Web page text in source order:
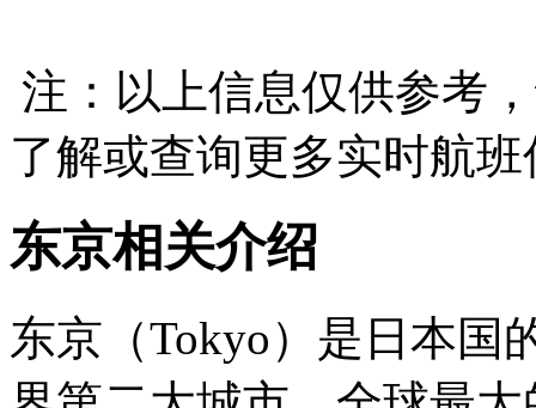
注：以上信息仅供参考
了解或查询更多实时航
东京相关介绍
东京（Tokyo）是日本国